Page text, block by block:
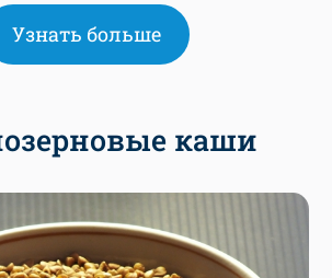
Food / Shutterstock / Fotodom
от 3 до 5 мг минерала
того, сыры богаты другими
для организма
, фосфором, калием и